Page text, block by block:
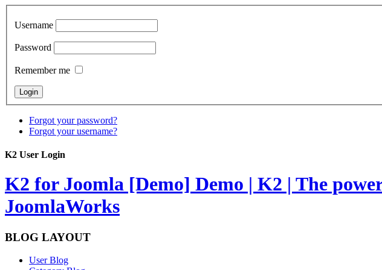
Username
Password
Remember me
Forgot your password?
Forgot your username?
K2 User Login
K2 for Joomla [Demo] Demo | K2 | The
JoomlaWorks
BLOG LAYOUT
User Blog